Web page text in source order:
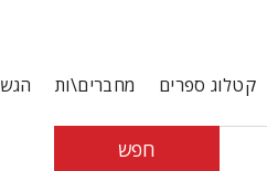
קטלוג ספרים מחברים\ות
חפש